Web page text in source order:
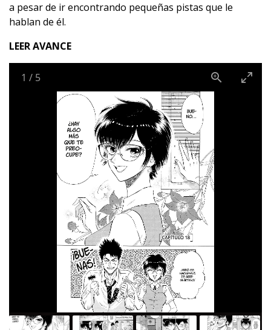
a pesar de ir encontrando pequeñas pistas que le
hablan de él.
LEER AVANCE
1 / 5